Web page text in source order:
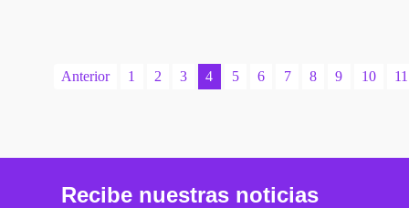
Anterior 1 2 3 4 5 6 7 8 9 10 11
Recibe nuestras noticias